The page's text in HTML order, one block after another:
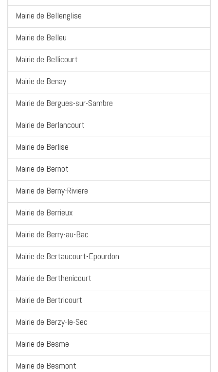
Mairie de Bellenglise
Mairie de Belleu
Mairie de Bellicourt
Mairie de Benay
Mairie de Bergues-sur-Sambre
Mairie de Berlancourt
Mairie de Berlise
Mairie de Bernot
Mairie de Berny-Riviere
Mairie de Berrieux
Mairie de Berry-au-Bac
Mairie de Bertaucourt-Epourdon
Mairie de Berthenicourt
Mairie de Bertricourt
Mairie de Berzy-le-Sec
Mairie de Besme
Mairie de Besmont